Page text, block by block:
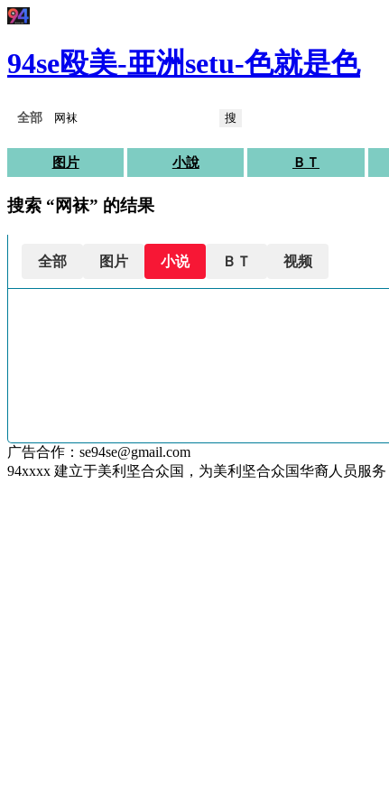
94se殴美-亜洲setu-色就是色
搜
图片 小說 ＢＴ
搜索 “网袜” 的结果
全部 图片 小说 ＢＴ 视频
广告合作：se94se@gmail.com
94xxxx 建立于美利坚合众国，为美利坚合众国华裔人员服务